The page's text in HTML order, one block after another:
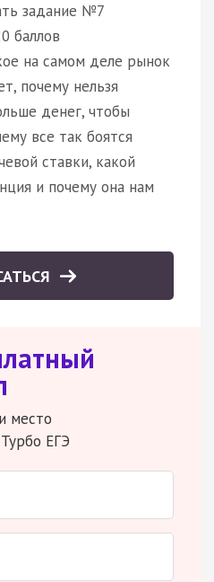
задание №7
баллов
на самом деле рынок
почему нельзя
денег, чтобы
все так боятся
ставки, какой
и почему она нам
место
ЕГЭ